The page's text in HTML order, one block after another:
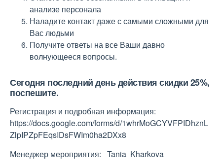
анализе персонала
Наладите контакт даже с самыми сложными для
Вас людьми
Получите ответы на все Ваши давно
волнующееся вопросы.
Сегодня последний день действия скидки 25%,
поспешите.
Регистрация и подробная информация:
https://docs.google.com/forms/d/1whrMoGCYVFPIDhznL
ZlpIPZpFEqsIDsFWIm0ha2DXx8
Менеджер мероприятия: Tania Kharkova